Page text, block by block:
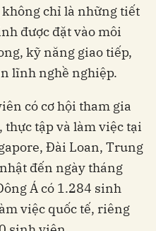
chỉ là những tiết
được đặt vào môi
kỹ năng giao tiếp,
lĩnh nghề nghiệp.
có cơ hội tham gia
tập và làm việc tại
Đài Loan, Trung
đến ngày tháng
Á có 1.284 sinh
việc quốc tế, riêng